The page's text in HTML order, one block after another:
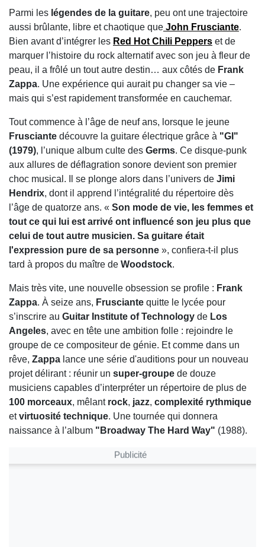
Parmi les légendes de la guitare, peu ont une trajectoire
aussi brûlante, libre et chaotique que John Frusciante.
Bien avant d’intégrer les Red Hot Chili Peppers et de
marquer l’histoire du rock alternatif avec son jeu à fleur de
peau, il a frôlé un tout autre destin… aux côtés de Frank
Zappa. Une expérience qui aurait pu changer sa vie –
mais qui s’est rapidement transformée en cauchemar.
Tout commence à l’âge de neuf ans, lorsque le jeune
Frusciante découvre la guitare électrique grâce à "GI"
(1979), l’unique album culte des Germs. Ce disque-punk
aux allures de déflagration sonore devient son premier
choc musical. Il se plonge alors dans l’univers de Jimi
Hendrix, dont il apprend l’intégralité du répertoire dès
l’âge de quatorze ans. « Son mode de vie, les femmes et
tout ce qui lui est arrivé ont influencé son jeu plus que
celui de tout autre musicien. Sa guitare était
l'expression pure de sa personne », confiera-t-il plus
tard à propos du maître de Woodstock.
Mais très vite, une nouvelle obsession se profile : Frank
Zappa. À seize ans, Frusciante quitte le lycée pour
s’inscrire au Guitar Institute of Technology de Los
Angeles, avec en tête une ambition folle : rejoindre le
groupe de ce compositeur de génie. Et comme dans un
rêve, Zappa lance une série d'auditions pour un nouveau
projet délirant : réunir un super-groupe de douze
musiciens capables d’interpréter un répertoire de plus de
100 morceaux, mêlant rock, jazz, complexité rythmique
etvirtuosité technique. Une tournée qui donnera
naissance à l’album "Broadway The Hard Way" (1988).
Publicité